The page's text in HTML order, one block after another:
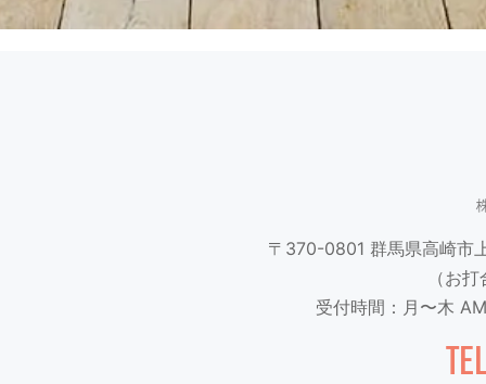
〒370-0801 群馬県高崎市
（お
受付時間：月〜木